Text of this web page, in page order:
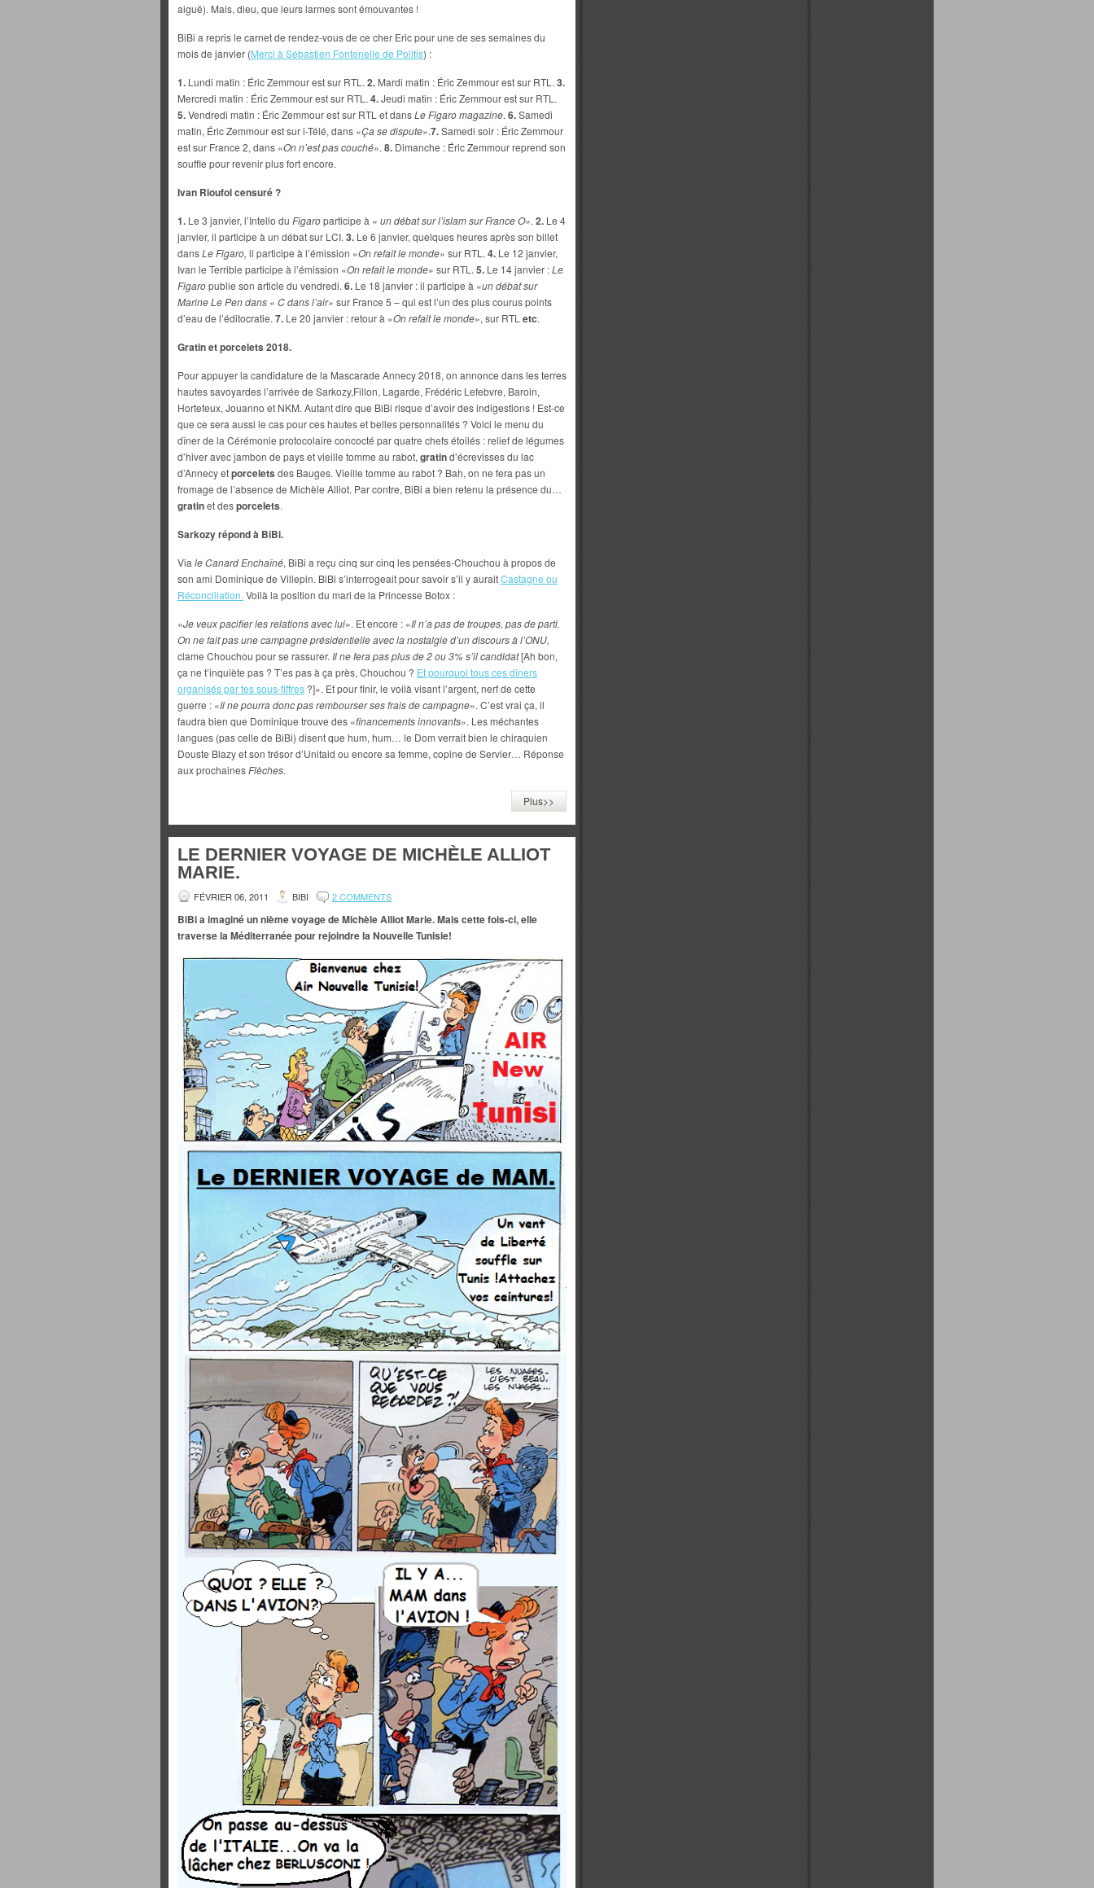
aiguë). Mais, dieu, que leurs larmes sont émouvantes !
BiBi a repris le carnet de rendez-vous de ce cher Eric pour une de ses semaines du
mois de janvier (Merci à Sébastien Fontenelle de Politis) :
1. Lundi matin : Éric Zemmour est sur RTL. 2. Mardi matin : Éric Zemmour est sur RTL. 3.
Mercredi matin : Éric Zemmour est sur RTL. 4.Jeudi matin : Éric Zemmour est sur RTL.
5.Vendredi matin : Éric Zemmour est sur RTL et dansLe Figaro magazine. 6.Samedi
matin, Éric Zemmour est sur i-Télé, dans «Ça se dispute».7.Samedi soir : Éric Zemmour
est sur France 2, dans «On n’est pas couché». 8. Dimanche : Éric Zemmour reprend son
souffle pour revenir plus fort encore.
Ivan Rioufol censuré ?
1. Le 3 janvier, l’Intello du Figaroparticipe à « un débat sur l’islam sur France O». 2. Le 4
janvier, il participe à un débat sur LCI. 3. Le 6 janvier, quelques heures après son billet
dansLe Figaro, il participe à l’émission «On refait le monde» sur RTL. 4. Le 12 janvier,
Ivan le Terrible participe à l’émission «On refait le monde» sur RTL. 5. Le 14 janvier :Le
Figaropublie son article du vendredi. 6. Le 18 janvier : il participe à «un débat sur
Marine Le Pen dans « C dans l’air» sur France 5 – qui est l’un des plus courus points
d’eau de l’éditocratie. 7. Le 20 janvier : retour à «On refait le monde», sur RTL etc.
Gratin et porcelets 2018.
Pour appuyer la candidature de la Mascarade Annecy 2018, on annonce dans les terres
hautes savoyardes l’arrivée de Sarkozy,Fillon, Lagarde, Frédéric Lefebvre, Baroin,
Hortefeux, Jouanno et NKM. Autant dire que BiBi risque d’avoir des indigestions ! Est-ce
que ce sera aussi le cas pour ces hautes et belles personnalités ? Voici le menu du
dîner de la Cérémonie protocolaire concocté par quatre chefs étoilés : relief de légumes
d’hiver avec jambon de pays et vieille tomme au rabot, gratind’écrevisses du lac
d’Annecy etporcelets des Bauges. Vieille tomme au rabot ? Bah, on ne fera pas un
fromage de l’absence de Michèle Alliot. Par contre, BiBi a bien retenu la présence du…
gratinet desporcelets.
Sarkozy répond à BiBi.
Via le Canard Enchaîné, BiBi a reçu cinq sur cinq les pensées-Chouchou à propos de
son ami Dominique de Villepin. BiBi s’interrogeait pour savoir s’il y auraitCastagne ou
Réconciliation. Voilà la position du mari de la Princesse Botox :
«Je veux pacifier les relations avec lui». Et encore : «Il n’a pas de troupes, pas de parti.
On ne fait pas une campagne présidentielle avec la nostalgie d’un discours à l’ONU,
clame Chouchou pour se rassurer. Il ne fera pas plus de 2 ou 3% s’il candidat[Ah bon,
ça ne t’inquiète pas ? T’es pas à ça près, Chouchou ? Et pourquoi tous ces dîners
organisés par tes sous-fiffres ?]». Et pour finir, le voilà visant l’argent, nerf de cette
guerre : «Il ne pourra donc pas rembourser ses frais de campagne». C’est vrai ça, il
faudra bien que Dominique trouve des «financements innovants». Les méchantes
langues (pas celle de BiBi) disent que hum, hum… le Dom verrait bien le chiraquien
Douste Blazy et son trésor d’Unitaid ou encore sa femme, copine de Servier… Réponse
aux prochainesFlèches.
Plus>>
LE DERNIER VOYAGE DE MICHÈLE ALLIOT
MARIE.
FÉVRIER 06, 2011 BIBI 2 COMMENTS
BiBi a imaginé un nième voyage de Michèle Alliot Marie. Mais cette fois-ci, elle
traverse la Méditerranée pour rejoindre la Nouvelle Tunisie!